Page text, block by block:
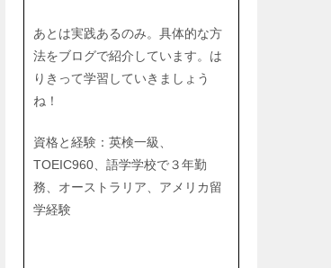
あとは実践あるのみ。具体的な方
法をブログで紹介しています。は
りきって学習していきましょう
ね！
資格と経験：英検一級、
TOEIC960、語学学校で３年勤
務、オーストラリア、アメリカ留
学経験